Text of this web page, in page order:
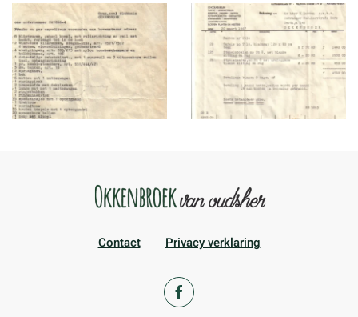
Contact Privacy verklaring